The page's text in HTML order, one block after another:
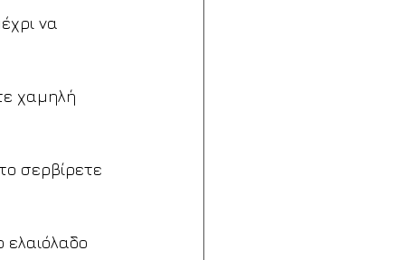
να
χαμηλή
σερβίρετε
ελαιόλαδο